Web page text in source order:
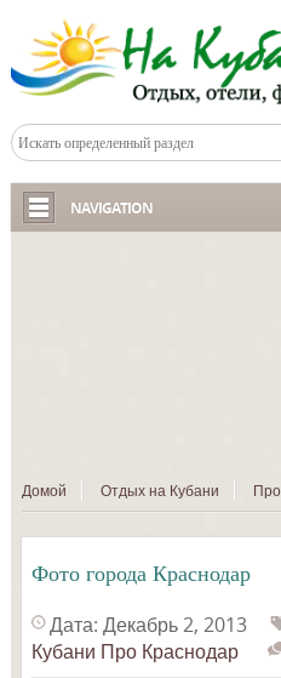
NAVIGATION
Домой Отдых на Кубани
Фото города Краснодар
Дата: Декабрь 2, 2013
Кубани Про Краснодар